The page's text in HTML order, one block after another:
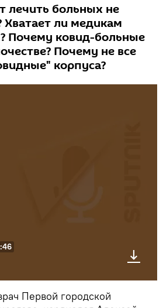
лечить больных не
Хватает ли медикам
Почему ковид-больные
Почему не все
корпуса?
Первой городской